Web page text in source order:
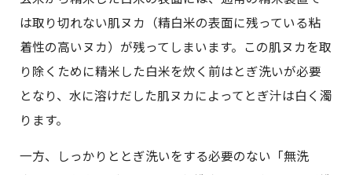
は取り切れない肌ヌカ（精白米の表面に残っている粘
着性の高いヌカ）が残ってしまいます。この肌ヌカを取
り除くために精米した白米を炊く前はとぎ洗いが必要
となり、水に溶けだした肌ヌカによってとぎ汁は白く濁
ります。
一方、しっかりととぎ洗いをする必要のない「無洗